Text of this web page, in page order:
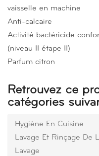
vaisselle en machine
Anti-calcaire
Activité bactéricide
(niveau II étape II)
Parfum citron
Retrouvez ce
catégories
Hygiène En Cuisine
Lavage Et Rinçage De
Lavage